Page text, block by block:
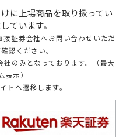
に上場商品を取り扱ってい
ています。
証券会社へお問い合わせいただ
認ください。
のみとなっております。（最大
表示）
トへ遷移します。